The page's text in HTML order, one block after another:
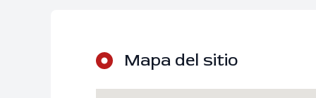
Mapa del sitio